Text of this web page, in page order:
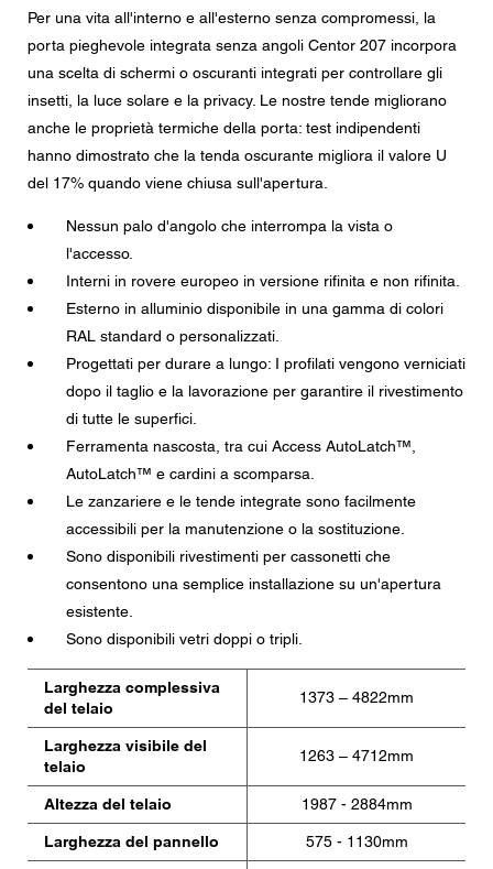
Per una vita all'interno e all'esterno senza compromessi, la
porta pieghevole integrata senza angoli Centor 207 incorpora
una scelta di schermi o oscuranti integrati per controllare gli
insetti, la luce solare e la privacy. Le nostre tende migliorano
anche le proprietà termiche della porta: test indipendenti
hanno dimostrato che la tenda oscurante migliora il valore U
del 17% quando viene chiusa sull'apertura.
Nessun palo d'angolo che interrompa la vista o
l'accesso.
Interni in rovere europeo in versione rifinita e non rifinita.
Esterno in alluminio disponibile in una gamma di colori
RAL standard o personalizzati.
Progettati per durare a lungo: I profilati vengono verniciati
dopo il taglio e la lavorazione per garantire il rivestimento
di tutte le superfici.
Ferramenta nascosta, tra cui Access AutoLatch™,
AutoLatch™ e cardini a scomparsa.
Le zanzariere e le tende integrate sono facilmente
accessibili per la manutenzione o la sostituzione.
Sono disponibili rivestimenti per cassonetti che
consentono una semplice installazione su un'apertura
esistente.
Sono disponibili vetri doppi o tripli.
Larghezza complessiva
del telaio
1373 – 4822mm
Larghezza visibile del
telaio
1263 – 4712mm
Altezza del telaio 1987 - 2884mm
Larghezza del pannello 575 - 1130mm
Questa domanda è un test per verificare che tu sia un
visitatore umano e per impedire inserimenti di spam
Consenso alla protezione dei dati
Acconsento all'inoltro dei miei dati personali nei campi
del modulo di cui sopra al rivenditore Centor più vicino o
contattare ai fini della mia richiesta.
L'utilizzo dei vostri dati personali sarà conforme a tutte le
linee guida sulla protezione dei dati.